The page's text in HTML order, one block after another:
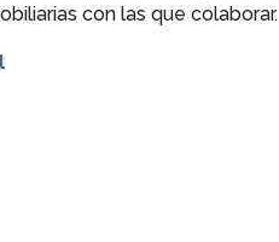
con las que colaborar.